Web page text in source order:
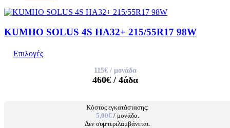
KUMHO SOLUS 4S HA32+ 215/55R17 98W
Επιλογές
115€/ μονάδα
460€/ 4άδα
Κόστος εγκατάστασης:
5,00€ / μονάδα.
Δεν συμπεριλαμβάνεται.